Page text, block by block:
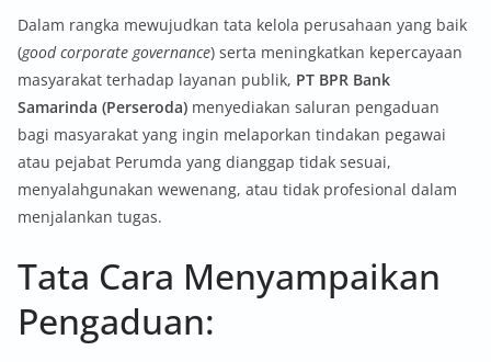
Dalam rangka mewujudkan tata kelola perusahaan yang baik
(good corporate governance) serta meningkatkan kepercayaan
masyarakat terhadap layanan publik, PT BPR Bank
Samarinda (Perseroda) menyediakan saluran pengaduan
bagi masyarakat yang ingin melaporkan tindakan pegawai
atau pejabat Perumda yang dianggap tidak sesuai,
menyalahgunakan wewenang, atau tidak profesional dalam
menjalankan tugas.
Tata Cara Menyampaikan
Pengaduan: